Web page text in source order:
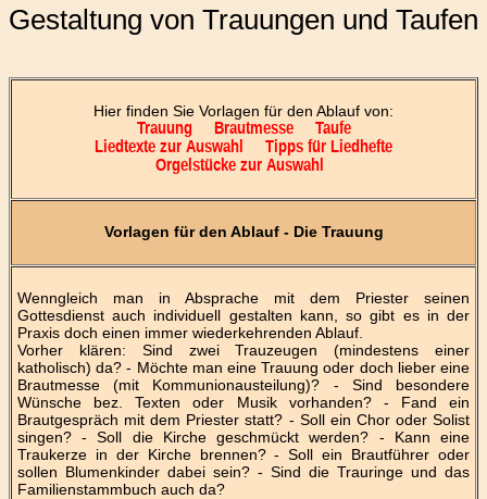
Gestaltung von Trauungen und Taufen
Hier finden Sie Vorlagen für den Ablauf von:
Trauung Brautmesse
Taufe
Liedtexte zur Auswahl
Tipps für Liedhefte
Orgelstücke zur Auswahl
Vorlagen für den Ablauf - Die Trauung
Wenngleich man in Absprache mit dem Priester seinen
Gottesdienst auch individuell gestalten kann, so gibt es in der
Praxis doch einen immer wiederkehrenden Ablauf.
Vorher klären: Sind zwei Trauzeugen (mindestens einer
katholisch) da? - Möchte man eine Trauung oder doch lieber eine
Brautmesse (mit Kommunionausteilung)? - Sind besondere
Wünsche bez. Texten oder Musik vorhanden? - Fand ein
Brautgespräch mit dem Priester statt? - Soll ein Chor oder Solist
singen? - Soll die Kirche geschmückt werden? - Kann eine
Traukerze in der Kirche brennen? - Soll ein Brautführer oder
sollen Blumenkinder dabei sein? - Sind die Trauringe und das
Familienstammbuch auch da?